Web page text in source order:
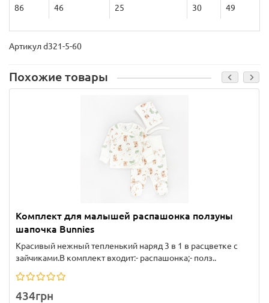
86 46 25 30 49
Артикул d321-5-60
Похожие товары
Комплект для малышей распашонка ползуны
шапочка Bunnies
Красивый нежный тепленький наряд 3 в 1 в расцветке с
зайчиками.В комплект входит:- распашонка;- полз..
434грн